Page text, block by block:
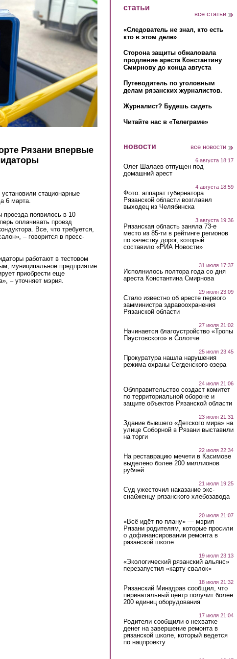
Рязани впервые
стационарные
6 марта.
проезда появилось в 10
оплачивать проезд
Все, что требуется,
– говорится в пресс-
работают в тестовом
муниципальное предприятие
приобрести еще
– уточняет мэрия.
статьи
все статьи
«Следователь не знал, кто есть
кто в этом деле»
Сторона защиты обжаловала
продление ареста Константину
Смирнову до конца августа
Путеводитель по уголовным
делам рязанских журналистов.
Журналист? Будешь сидеть
Читайте нас в «Телеграме»
новости все новости
6 августа 18:17
Олег Шалаев отпущен под
домашний арест
4 августа 18:59
Фото: аппарат губернатора
Рязанской области возглавил
выходец из Челябинска
3 августа 19:36
Рязанская область заняла 73-е
место из 85-ти в рейтинге регионов
по качеству дорог, который
составило «РИА Новости»
31 июля 17:37
Исполнилось полтора года со дня
ареста Константина Смирнова
29 июля 23:09
Стало известно об аресте первого
замминистра здравоохранения
Рязанской области
27 июля 21:02
Начинается благоустройство «Тропы
Паустовского» в Солотче
25 июля 23:45
Прокуратура нашла нарушения
режима охраны Сегденского озера
24 июля 21:06
Облправительство создаст комитет
по территориальной обороне и
защите объектов Рязанской области
23 июля 21:31
Здание бывшего «Детского мира» на
улице Соборной в Рязани выставили
на торги
22 июля 22:34
На реставрацию мечети в Касимове
выделено более 200 миллионов
рублей
21 июля 19:25
Суд ужесточил наказание экс-
снабженцу рязанского хлебозавода
20 июля 21:07
«Всё идёт по плану» — мэрия
Рязани родителям, которые просили
о дофинансировании ремонта в
рязанской школе
19 июля 23:13
«Экологический рязанский альянс»
перезапустил «карту свалок»
18 июля 21:32
Рязанский Минздрав сообщил, что
перинатальный центр получит более
200 единиц оборудования
17 июля 21:04
Родители сообщили о нехватке
денег на завершение ремонта в
рязанской школе, который ведется
по нацпроекту